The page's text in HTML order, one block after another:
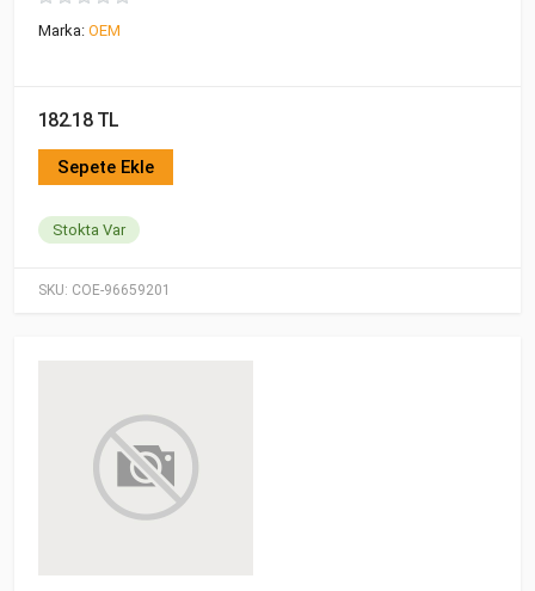
SKU: COE-96659201
Marka: OEM
182.18 TL
Sepete Ekle
Stokta Var